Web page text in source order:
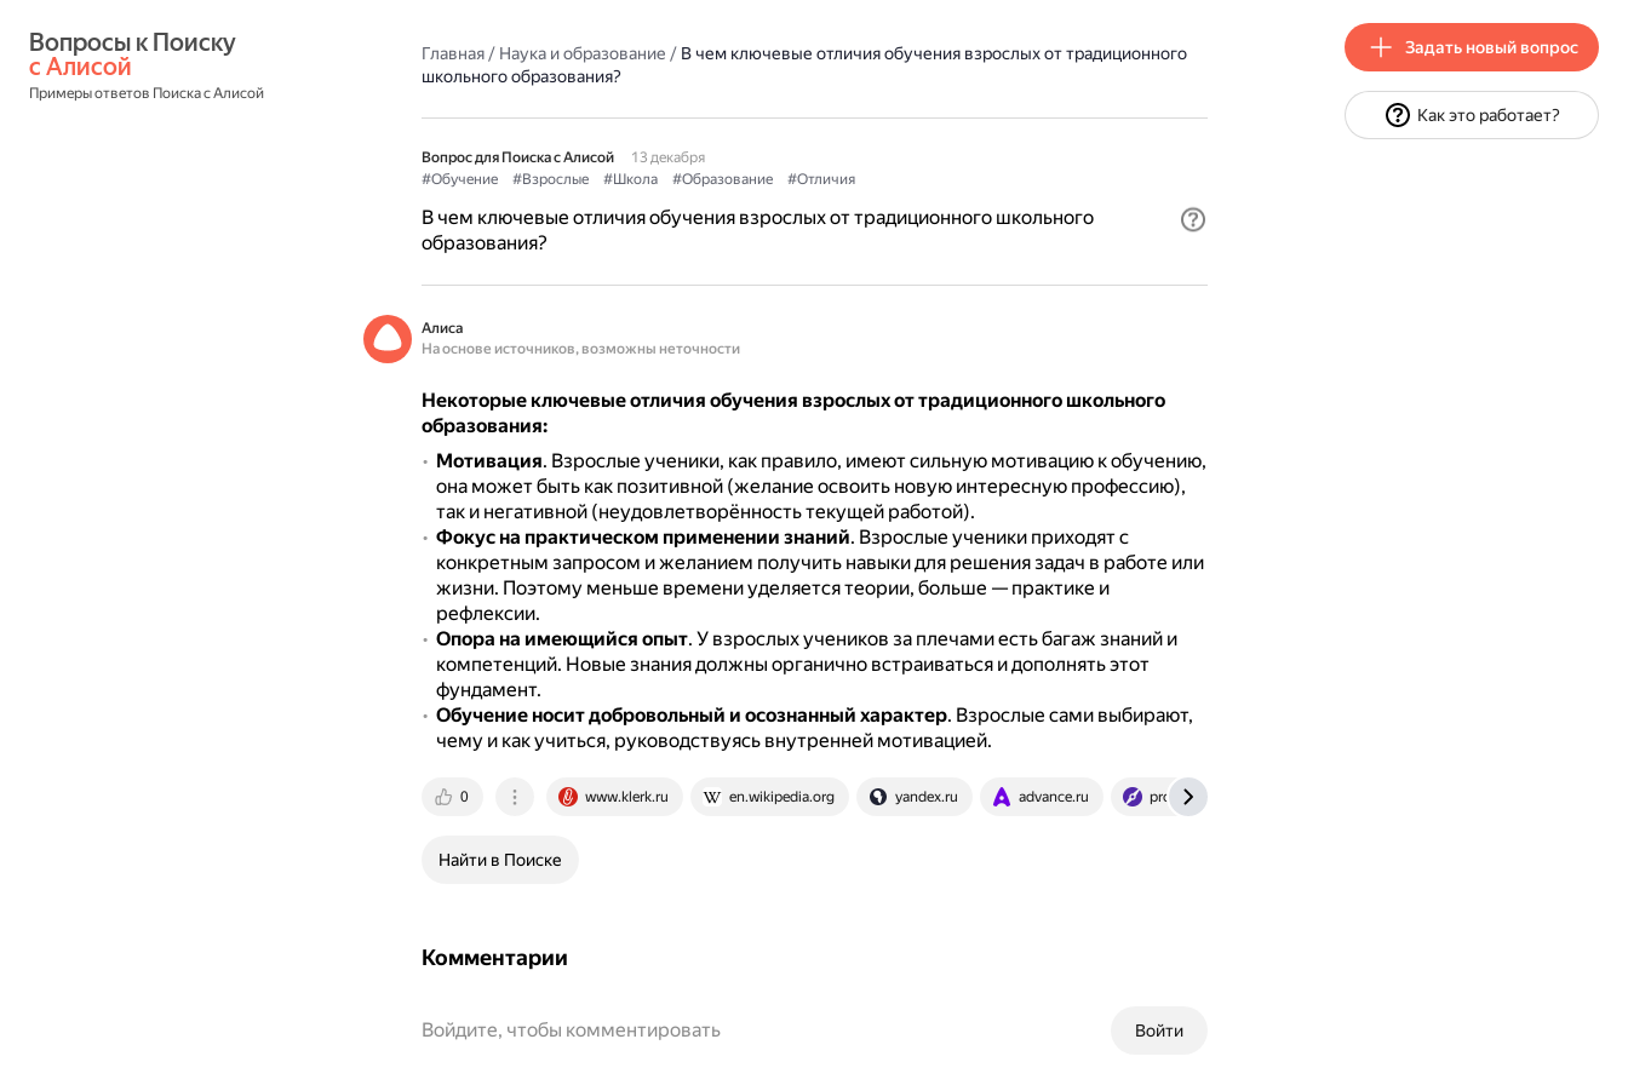
с Алисой
Примеры ответов Поиска с Алисой
Главная/ Наука и образование / В чем ключевые отличия обучения взрослых от традиционного
школьного образования?
Вопрос для Поиска с Алисой
13 декабря
#Обучение
#Взрослые #Школа #Образование #Отличия
В чем ключевые отличия обучения взрослых от традиционного школьного
образования?
Алиса
На основе источников, возможны неточности
Некоторые ключевые отличия обучения взрослых от традиционного школьного
образования:
Мотивация. Взрослые ученики, как правило, имеют сильную мотивацию к обучению,
она может быть как позитивной (желание освоить новую интересную профессию),
так и негативной (неудовлетворённость текущей работой).
Фокус на практическом применении знаний. Взрослые ученики приходят с
конкретным запросом и желанием получить навыки для решения задач в работе или
жизни. Поэтому меньше времени уделяется теории, больше — практике и
рефлексии.
Опора на имеющийся опыт. У взрослых учеников за плечами есть багаж знаний и
компетенций. Новые знания должны органично встраиваться и дополнять этот
фундамент.
Обучение носит добровольный и осознанный характер. Взрослые сами выбирают,
чему и как учиться, руководствуясь внутренней мотивацией.
0 www.klerk.ru en.wikipedia.org yandex.ru advance.ru propostuplenie.ru
Найти в Поиске
Комментарии
Войти
Войдите, чтобы комментировать
Задать новый вопрос
Как это работает?